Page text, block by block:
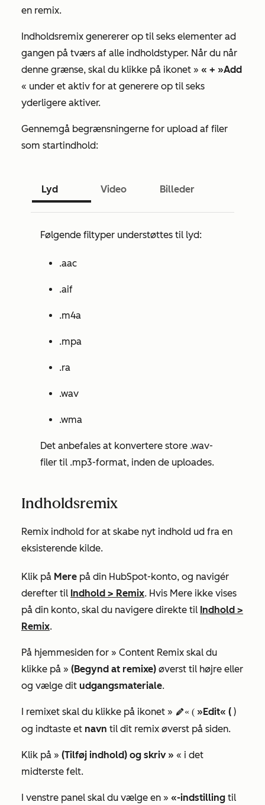
en remix.
Indholdsremix genererer op til seks elementer ad
gangen på tværs af alle indholdstyper. Når du når
denne grænse, skal du klikke på ikonet » « + »Add
« under et aktiv for at generere op til seks
yderligere aktiver.
Gennemgå begrænsningerne for upload af filer
som startindhold:
Lyd Video Billeder
Følgende filtyper understøttes til lyd:
.aac
.aif
.m4a
.mpa
.ra
.wav
.wma
Det anbefales at konvertere store .wav-
filer til .mp3-format, inden de uploades.
Indholdsremix
Remix indhold for at skabe nyt indhold ud fra en
eksisterende kilde.
Klik på Mere på din HubSpot-konto, og navigér
derefter til Indhold > Remix. Hvis Mere ikke vises
på din konto, skal du navigere direkte til Indhold >
Remix.
På hjemmesiden for » Content Remix skal du
klikke på » (Begynd at remixe) øverst til højre eller
og vælge dit udgangsmateriale.
I remixet skal du klikke på ikonet » edit« ( »Edit« ( )
og indtaste et navn til dit remix øverst på siden.
Klik på » (Tilføj indhold) og skriv » « i det
midterste felt.
I venstre panel skal du vælge en » «-indstilling til